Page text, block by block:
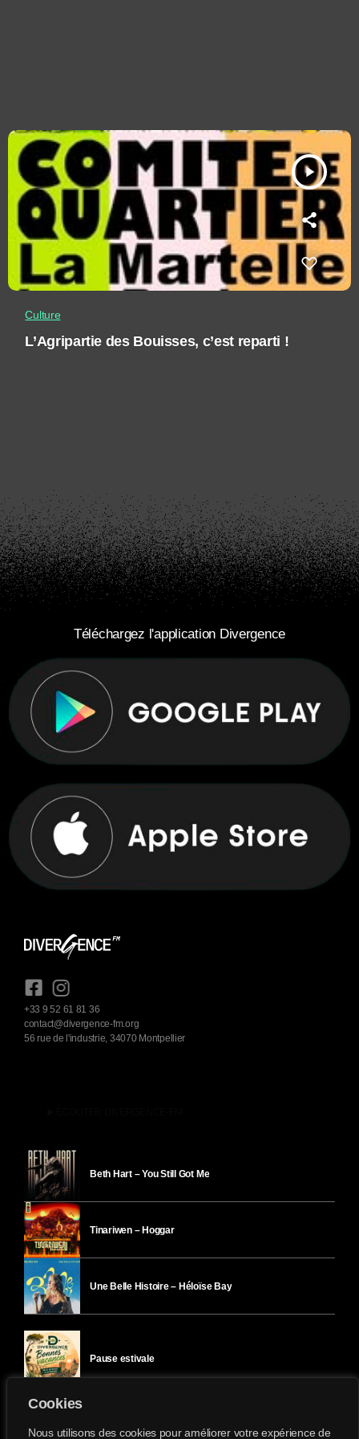
Cookies
Nous utilisons des cookies pour améliorer votre expérience de
play_arrow
Culture
L’Agripartie des Bouisses, c’est reparti !
Téléchargez l'application Divergence
+33 9 52 61 81 36
contact@divergence-fm.org
56 rue de l'industrie, 34070 Montpellier
Beth Hart – You Still Got Me
Tinariwen – Hoggar
Une Belle Histoire – Héloïse Bay
Pause estivale